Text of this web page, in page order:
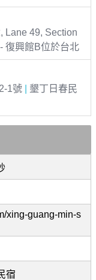
Lane 49, Section
復興館B位於台北
1號
墾丁日春民
xing-guang-min-s
宿